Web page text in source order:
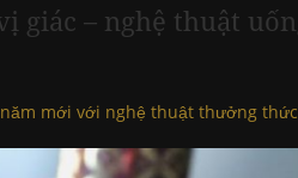
– nghệ thuật
năm mới với nghệ thuật thưởng